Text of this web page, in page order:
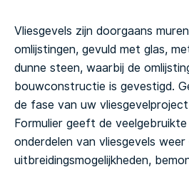
Vliesgevels zijn doorgaans
omlijstingen, gevuld met glas,
dunne steen, waarbij de
bouwconstructie is gevestigd.
de fase van uw
Formulier geeft de
onderdelen van vliesgevels weer
uitbreidingsmogelijkheden,